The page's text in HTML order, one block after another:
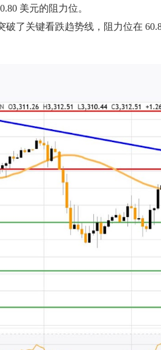
美元的阻力位。
了关键看跌趋势线，阻力位在